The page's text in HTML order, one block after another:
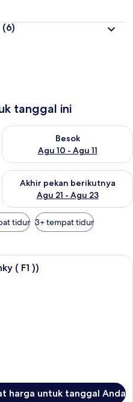
(6)
tanggal ini
ini Agu 9 - Agu 10
Besok
Agu 10 - Agu 11
Periksa ketersediaan untuk
ini Agu 14 - Agu 16
Akhir pekan berikutnya
Agu 21 - Agu 23
Periksa ketersediaan untuk
tidur 3+ tempat tidur
Kamar Basic, 1 kamar tidur (Punky (
( F1 ))
harga untuk tanggal Anda